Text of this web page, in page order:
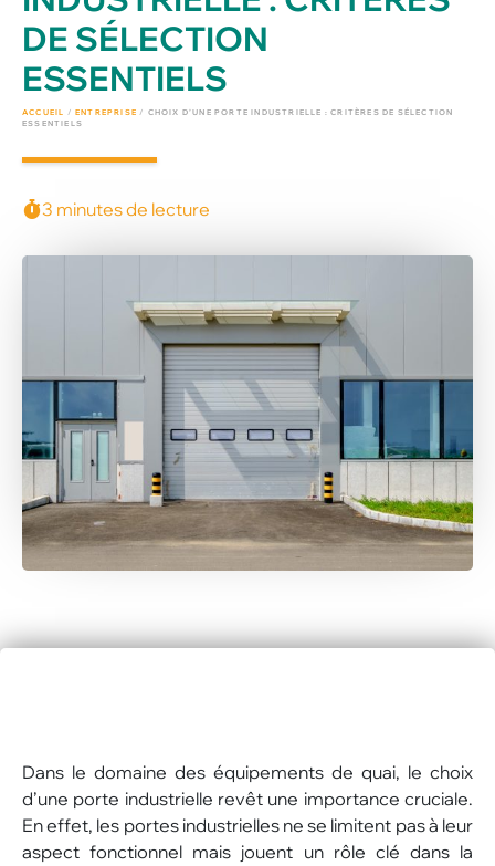
DE SÉLECTION
ESSENTIELS
ACCUEIL /ENTREPRISE / CHOIX D’UNE PORTE INDUSTRIELLE : CRITÈRES DE SÉLECTION
ESSENTIELS
3 minutes de lecture
Dans le domaine des équipements de quai, le choix
d’une porte industrielle revêt une importance cruciale.
En effet, les portes industrielles ne se limitent pas à leur
aspect fonctionnel mais jouent un rôle clé dans la